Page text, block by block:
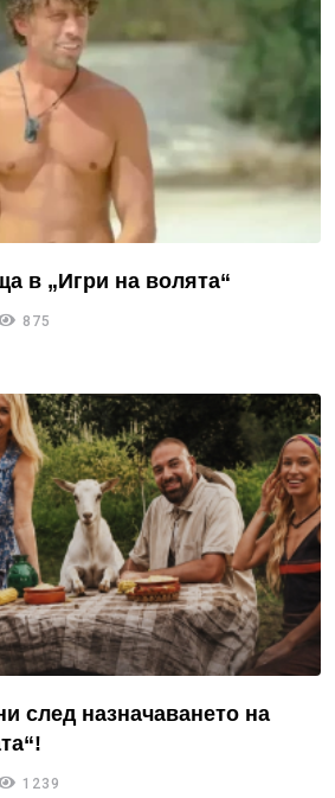
в „Игри на волята“
875
след назначаването на
1239